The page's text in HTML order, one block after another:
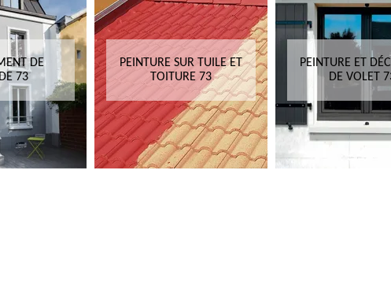
DE
73
PEINTURE SUR TUILE ET
TOITURE 73
PEINTURE ET
DE VOLET